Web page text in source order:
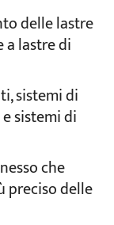
delle lastre
lastre di
sistemi di
sistemi di
che
preciso delle